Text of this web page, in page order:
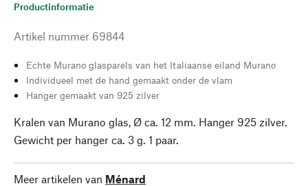
Productinformatie
Artikel nummer 69844
Echte Murano glasparels van het Italiaanse eiland Murano
Individueel met de hand gemaakt onder de vlam
Hanger gemaakt van 925 zilver
Kralen van Murano glas, Ø ca. 12 mm. Hanger 925 zilver.
Gewicht per hanger ca. 3 g. 1 paar.
Meer artikelen van Ménard